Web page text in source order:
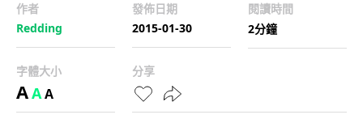
作者
Redding
發佈日期
2015-01-30
閱讀時間
2分鐘
字體大小
AAA
分享